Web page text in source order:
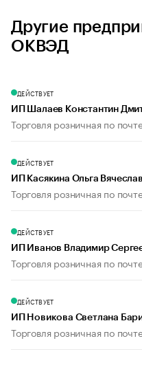
Другие
ОКВЭД
ДЕЙСТВУЕТ
ИП Шалаев Константин
Торговля розничная по
ДЕЙСТВУЕТ
ИП Касякина Ольга
Торговля розничная по
ДЕЙСТВУЕТ
ИП Иванов Владимир
Торговля розничная по
ДЕЙСТВУЕТ
ИП Новикова Светлана
Торговля розничная по